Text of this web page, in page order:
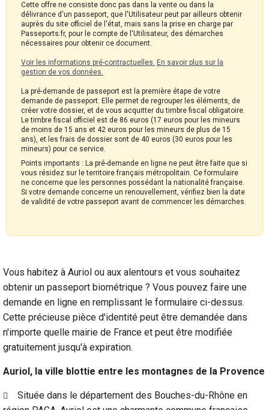
Cette offre ne consiste donc pas dans la vente ou dans la
délivrance d'un passeport, que l'Utilisateur peut par ailleurs obtenir
auprès du site officiel de l'état, mais sans la prise en charge par
Passeports.fr, pour le compte de l'Utilisateur, des démarches
nécessaires pour obtenir ce document.
Voir les informations pré-contractuelles. En savoir plus sur la
gestion de vos données.
La pré-demande de passeport est la première étape de votre
demande de passeport. Elle permet de regrouper les éléments, de
créer votre dossier, et de vous acquitter du timbre fiscal obligatoire.
Le timbre fiscal officiel est de 86 euros (17 euros pour les mineurs
de moins de 15 ans et 42 euros pour les mineurs de plus de 15
ans), et les frais de dossier sont de 40 euros (30 euros pour les
mineurs) pour ce service.
Points importants : La pré-demande en ligne ne peut être faite que si
vous résidez sur le territoire français métropolitain. Ce formulaire
ne concerne que les personnes possédant la nationalité française.
Si votre demande concerne un renouvellement, vérifiez bien la date
de validité de votre passeport avant de commencer les démarches.
Vous habitez à Auriol ou aux alentours et vous souhaitez
obtenir un passeport biométrique ? Vous pouvez faire une
demande en ligne en remplissant le formulaire ci-dessus.
Cette précieuse pièce d'identité peut être demandée dans
n'importe quelle mairie de France et peut être modifiée
gratuitement jusqu'à expiration.
Auriol, la ville blottie entre les montagnes de la Provence
Située dans le département des Bouches-du-Rhône en